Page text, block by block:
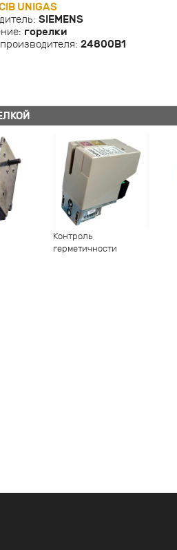
UNIGAS
SIEMENS
горелки
24800В1
Контроль
герметичности